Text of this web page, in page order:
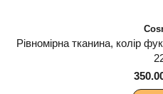
Рівномірна тканина, колір